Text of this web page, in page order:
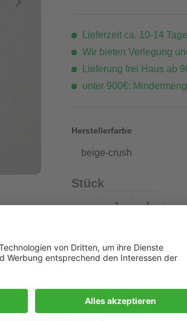
Lieferzeit ca. 10-14
Wir bieten Verlegung
Lieferung frei Haus ab
unter 900€:
Herstellerfarbe
beige-crush
Stück
- +
»Classic Crush« als